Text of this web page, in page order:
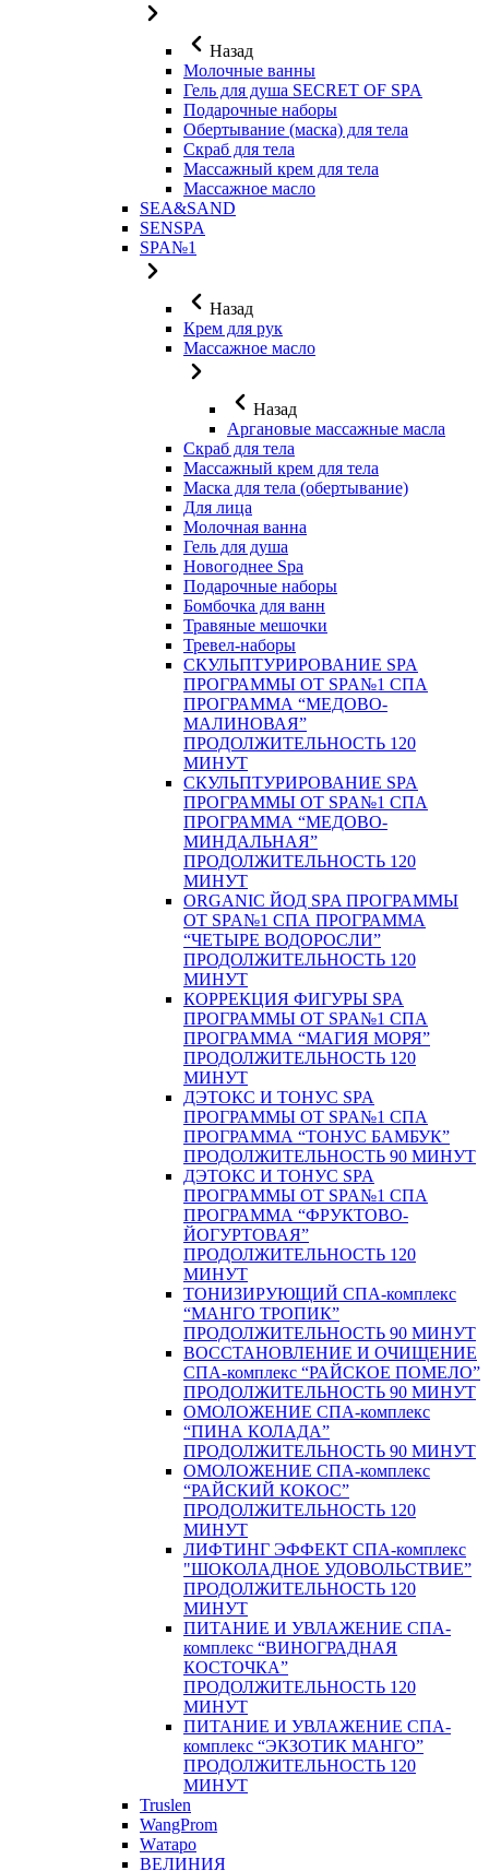
Назад
Молочные ванны
Гель для душа SECRET OF SPA
Подарочные наборы
Обертывание (маска) для тела
Скраб для тела
Массажный крем для тела
Массажное масло
SEA&SAND
SENSPA
SPA№1
Назад
Крем для рук
Массажное масло
Назад
Аргановые массажные масла
Скраб для тела
Массажный крем для тела
Маска для тела (обертывание)
Для лица
Молочная ванна
Гель для душа
Новогоднее Spa
Подарочные наборы
Бомбочка для ванн
Травяные мешочки
Тревел-наборы
СКУЛЬПТУРИРОВАНИЕ SPA
ПРОГРАММЫ ОТ SPA№1 СПА
ПРОГРАММА “МЕДОВО-
МАЛИНОВАЯ”
ПРОДОЛЖИТЕЛЬНОСТЬ 120
МИНУТ
СКУЛЬПТУРИРОВАНИЕ SPA
ПРОГРАММЫ ОТ SPA№1 СПА
ПРОГРАММА “МЕДОВО-
МИНДАЛЬНАЯ”
ПРОДОЛЖИТЕЛЬНОСТЬ 120
МИНУТ
ORGANIC ЙОД SPA ПРОГРАММЫ
ОТ SPA№1 СПА ПРОГРАММА
“ЧЕТЫРЕ ВОДОРОСЛИ”
ПРОДОЛЖИТЕЛЬНОСТЬ 120
МИНУТ
КОРРЕКЦИЯ ФИГУРЫ SPA
ПРОГРАММЫ ОТ SPA№1 СПА
ПРОГРАММА “МАГИЯ МОРЯ”
ПРОДОЛЖИТЕЛЬНОСТЬ 120
МИНУТ
ДЭТОКС И ТОНУС SPA
ПРОГРАММЫ ОТ SPA№1 СПА
ПРОГРАММА “ТОНУС БАМБУК”
ПРОДОЛЖИТЕЛЬНОСТЬ 90 МИНУТ
ДЭТОКС И ТОНУС SPA
ПРОГРАММЫ ОТ SPA№1 СПА
ПРОГРАММА “ФРУКТОВО-
ЙОГУРТОВАЯ”
ПРОДОЛЖИТЕЛЬНОСТЬ 120
МИНУТ
ТОНИЗИРУЮЩИЙ СПА-комплекс
“МАНГО ТРОПИК”
ПРОДОЛЖИТЕЛЬНОСТЬ 90 МИНУТ
ВОССТАНОВЛЕНИЕ И ОЧИЩЕНИЕ
СПА-комплекс “РАЙСКОЕ ПОМЕЛО”
ПРОДОЛЖИТЕЛЬНОСТЬ 90 МИНУТ
ОМОЛОЖЕНИЕ СПА-комплекс
“ПИНА КОЛАДА”
ПРОДОЛЖИТЕЛЬНОСТЬ 90 МИНУТ
ОМОЛОЖЕНИЕ СПА-комплекс
“РАЙСКИЙ КОКОС”
ПРОДОЛЖИТЕЛЬНОСТЬ 120
МИНУТ
ЛИФТИНГ ЭФФЕКТ СПА-комплекс
"ШОКОЛАДНОЕ УДОВОЛЬСТВИЕ”
ПРОДОЛЖИТЕЛЬНОСТЬ 120
МИНУТ
ПИТАНИЕ И УВЛАЖЕНИЕ СПА-
комплекс “ВИНОГРАДНАЯ
КОСТОЧКА”
ПРОДОЛЖИТЕЛЬНОСТЬ 120
МИНУТ
ПИТАНИЕ И УВЛАЖЕНИЕ СПА-
комплекс “ЭКЗОТИК МАНГО”
ПРОДОЛЖИТЕЛЬНОСТЬ 120
МИНУТ
Truslen
WangProm
Wатаро
ВЕЛИНИЯ